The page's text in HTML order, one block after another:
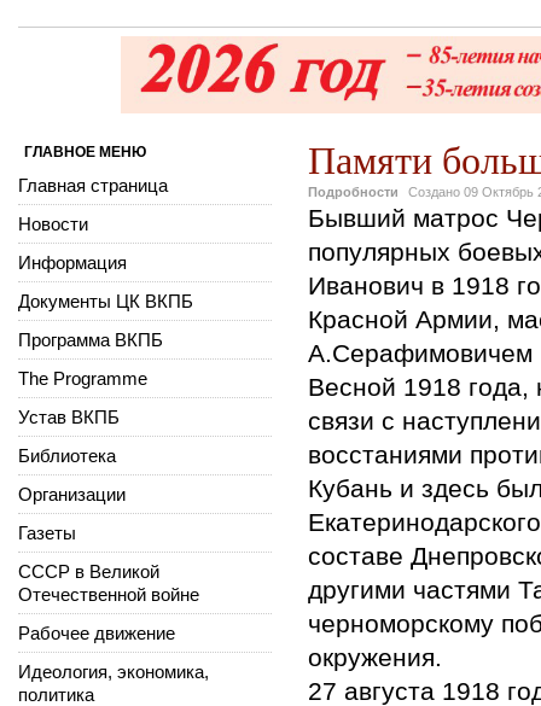
Памяти
Подробности Создано 09 Октябрь
Бывший матрос
популярных
Иванович в 1918
Красной Армии,
А.Серафимовичем
Весной 1918 года,
связи с
восстаниями
Кубань и здесь
составе
другими частями
черноморскому
окружения.
27 августа 1918
ГЛАВНОЕ МЕНЮ
Главная страница
Новости
Информация
Документы ЦК ВКПБ
Программа ВКПБ
The Programme
Устав ВКПБ
Библиотека
Организации
Газеты
СССР в Великой
Отечественной войне
Рабочее движение
Идеология, экономика,
политика